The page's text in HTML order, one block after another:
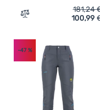
Zum Vergleich
181,24
100,99
-47%